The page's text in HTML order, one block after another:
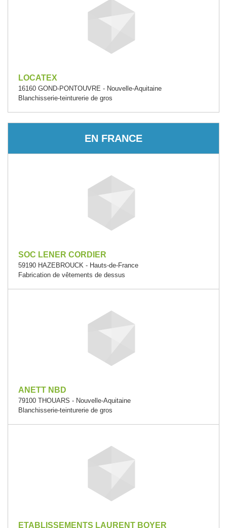
LOCATEX
16160 GOND-PONTOUVRE - Nouvelle-Aquitaine
Blanchisserie-teinturerie de gros
EN FRANCE
SOC LENER CORDIER
59190 HAZEBROUCK - Hauts-de-France
Fabrication de vêtements de dessus
ANETT NBD
79100 THOUARS - Nouvelle-Aquitaine
Blanchisserie-teinturerie de gros
ETABLISSEMENTS LAURENT BOYER